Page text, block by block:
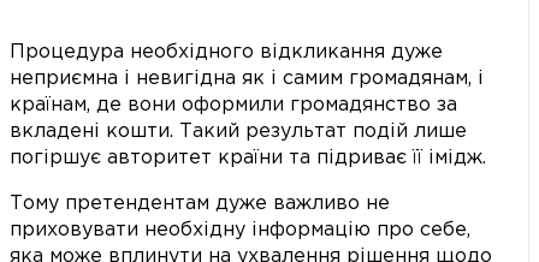
Процедура необхідного відкликання дуже
неприємна і невигідна як і самим громадянам, і
країнам, де вони оформили громадянство за
вкладені кошти. Такий результат подій лише
погіршує авторитет країни та підриває її імідж.
Тому претендентам дуже важливо не
приховувати необхідну інформацію про себе,
яка може вплинути на ухвалення рішення щодо